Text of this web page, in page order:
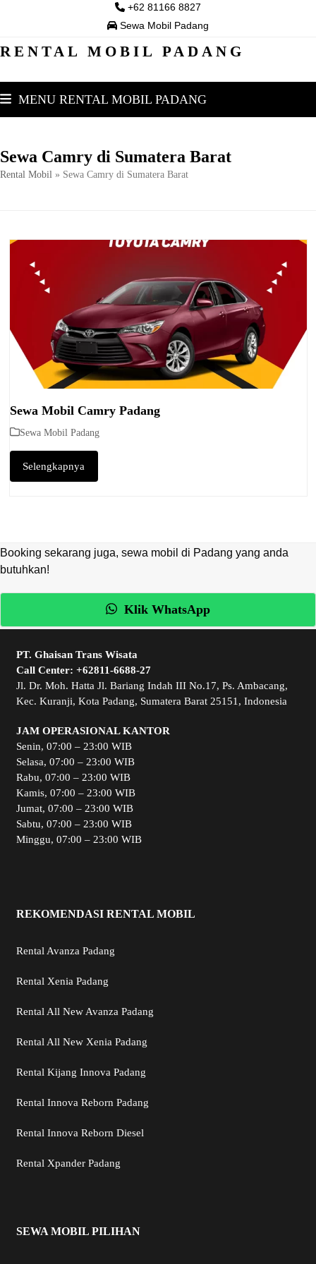
+62 81166 8827
Sewa Mobil Padang
RENTAL MOBIL PADANG
MENU RENTAL MOBIL PADANG
Sewa Camry di Sumatera Barat
Rental Mobil » Sewa Camry di Sumatera Barat
Sewa Mobil Camry Padang
Sewa Mobil Padang
Selengkapnya
Booking sekarang juga, sewa mobil di Padang yang anda
butuhkan!
Klik WhatsApp
PT. Ghaisan Trans Wisata
Call Center: +62811-6688-27
Jl. Dr. Moh. Hatta Jl. Bariang Indah III No.17, Ps. Ambacang,
Kec. Kuranji, Kota Padang, Sumatera Barat 25151, Indonesia
JAM OPERASIONAL KANTOR
Senin, 07:00 – 23:00 WIB
Selasa, 07:00 – 23:00 WIB
Rabu, 07:00 – 23:00 WIB
Kamis, 07:00 – 23:00 WIB
Jumat, 07:00 – 23:00 WIB
Sabtu, 07:00 – 23:00 WIB
Minggu, 07:00 – 23:00 WIB
REKOMENDASI RENTAL MOBIL
Rental Avanza Padang
Rental Xenia Padang
Rental All New Avanza Padang
Rental All New Xenia Padang
Rental Kijang Innova Padang
Rental Innova Reborn Padang
Rental Innova Reborn Diesel
Rental Xpander Padang
SEWA MOBIL PILIHAN